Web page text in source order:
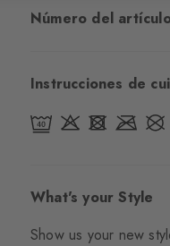
Número del
Instrucciones de
What's your Style
Show us your new